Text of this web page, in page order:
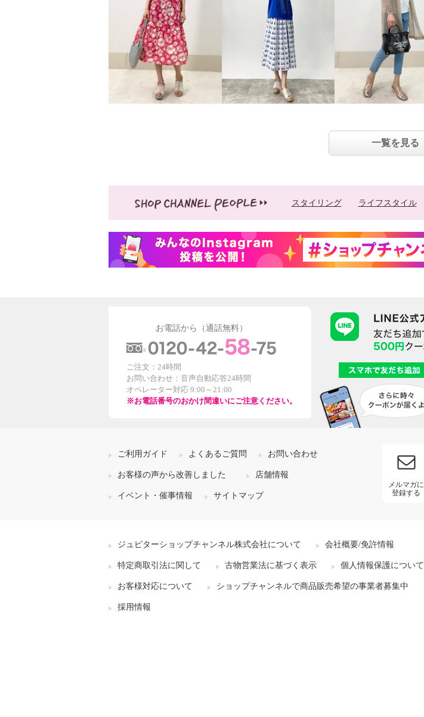
一覧を見る
スタイリング ライフスタイル
お電話から（通話無料）
ご注文：24時間
お問い合わせ：音声自動応答24時間
オペレーター対応 9:00～21:00
※お電話番号のおかけ間違いにご注意ください。
ご利用ガイド よくあるご質問 お問い合わせ
お客様の声から改善しました 店舗情報
イベント・催事情報 サイトマップ
メルマガに
登録する
ジュピターショップチャンネル株式会社について 会社概要/免許情報
特定商取引法に関して 古物営業法に基づく表示 個人情報保護について
お客様対応について ショップチャンネルで商品販売希望の事業者募集中
採用情報